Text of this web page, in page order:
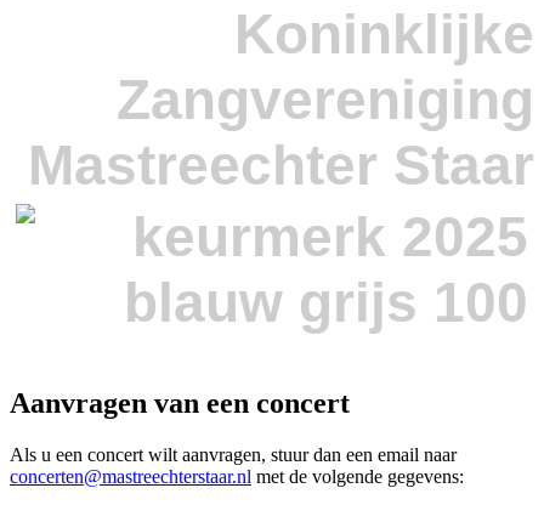
Koninklijke
Zangvereniging
Mastreechter Staar
Aanvragen van een concert
Als u een concert wilt aanvragen, stuur dan een email naar
concerten@mastreechterstaar.nl met de volgende gegevens: